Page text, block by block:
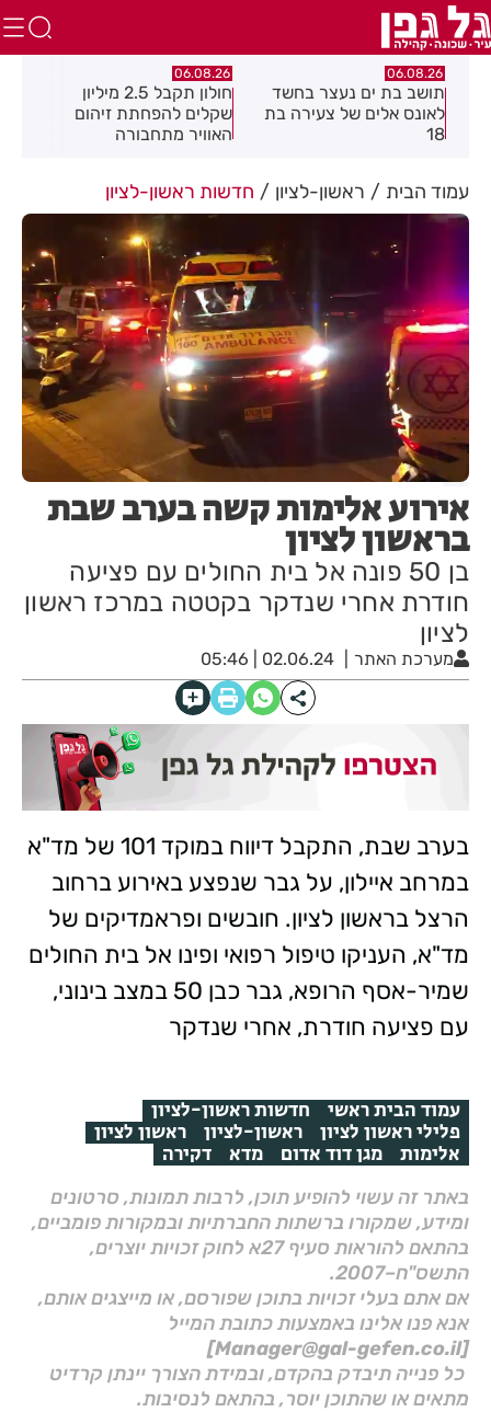
06.08.26
תושב בת ים נעצר בחשד
לאונס אלים של צעירה בת
18
06.08.26
חולון תקבל 2.5 מיליון
שקלים להפחתת זיהום
האוויר מתחבורה
עמוד הבית ראשון-לציון חדשות ראשון-לציון
אירוע אלימות קשה בערב שבת
בראשון לציון
בן 50 פונה אל בית החולים עם פציעה
חודרת אחרי שנדקר בקטטה במרכז ראשון
לציון
מערכת האתר 02.06.24 | 05:46
בערב שבת, התקבל דיווח במוקד 101 של מד"א
במרחב איילון, על גבר שנפצע באירוע ברחוב
הרצל בראשון לציון. חובשים ופראמדיקים של
מד"א, העניקו טיפול רפואי ופינו אל בית החולים
שמיר-אסף הרופא, גבר כבן 50 במצב בינוני,
עם פציעה חודרת, אחרי שנדקר
עמוד הבית ראשי חדשות ראשון-לציון
פלילי ראשון לציון ראשון-לציון ראשון לציון
אלימות מגן דוד אדום מדא דקירה
באתר זה עשוי להופיע תוכן, לרבות תמונות, סרטונים
ומידע, שמקורו ברשתות החברתיות ובמקורות פומביים,
בהתאם להוראות סעיף 27א לחוק זכויות יוצרים,
התשס"ח–2007.
אם אתם בעלי זכויות בתוכן שפורסם, או מייצגים אותם,
אנא פנו אלינו באמצעות כתובת המייל
[Manager@gal-gefen.co.il]
כל פנייה תיבדק בהקדם, ובמידת הצורך יינתן קרדיט
מתאים או שהתוכן יוסר, בהתאם לנסיבות.